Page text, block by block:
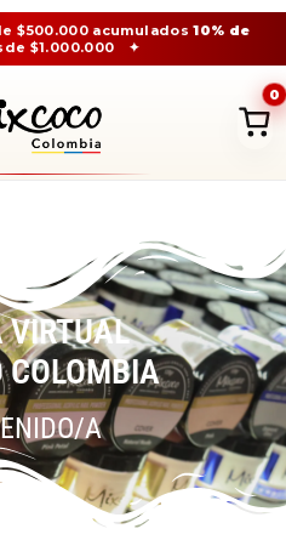
$500.000 acumulados10% de
$1.000.000 ✦
0
VIRTUAL
COLOMBIA
A